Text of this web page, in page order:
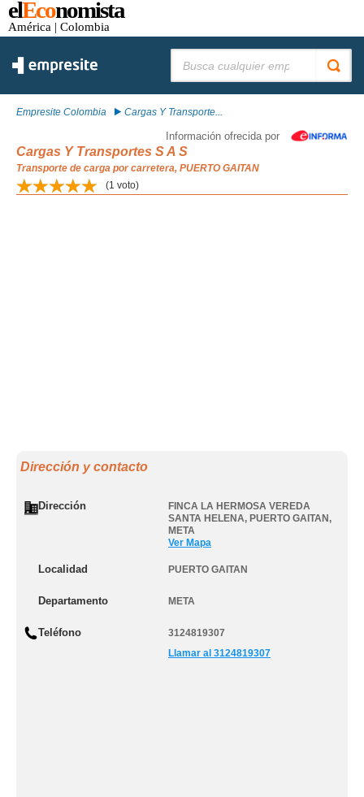
elEconomista
América | Colombia
Empresite Colombia Cargas Y Transporte...
Información ofrecida por
Cargas Y Transportes S A S
Transporte de carga por carretera, PUERTO GAITAN
(1 voto)
Dirección y contacto
Dirección
FINCA LA HERMOSA VEREDA
SANTA HELENA, PUERTO GAITAN ,
META
Ver Mapa
Localidad PUERTO GAITAN
Departamento META
Teléfono
3124819307
Llamar al 3124819307